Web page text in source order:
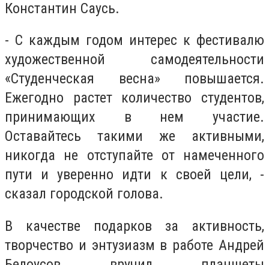
Константин Саусь.
- С каждым годом интерес к фестивалю
художественной самодеятельности
«Студенческая весна» повышается.
Ежегодно растет количество студентов,
принимающих в нем участие.
Оставайтесь такими же активными,
никогда не отступайте от намеченного
пути и уверенно идти к своей цели, -
сказал городской голова.
В качестве подарков за активность,
творчество и энтузиазм в работе Андрей